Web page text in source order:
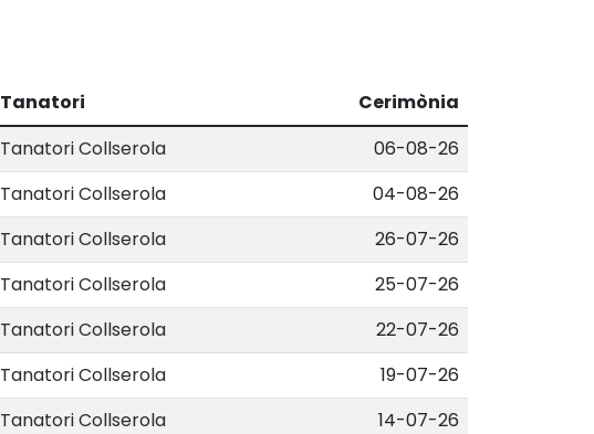
Tanatori
Cerimònia
Tanatori Collserola
06-08-26
Tanatori Collserola
04-08-26
Tanatori Collserola
26-07-26
Tanatori Collserola
25-07-26
Tanatori Collserola
22-07-26
Tanatori Collserola
19-07-26
Tanatori Collserola
14-07-26